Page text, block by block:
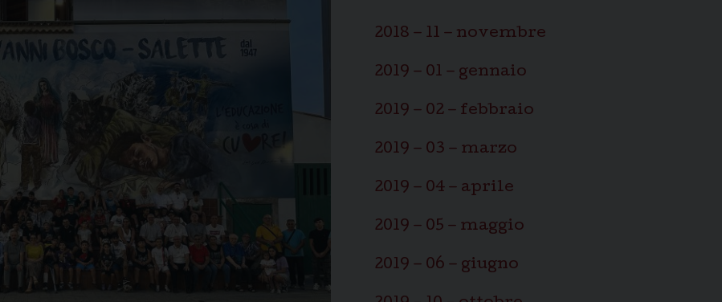
2018 – 11 – novembre
2019 – 01 – gennaio
2019 – 02 – febbraio
2019 – 03 – marzo
2019 – 04 – aprile
2019 – 05 – maggio
2019 – 06 – giugno